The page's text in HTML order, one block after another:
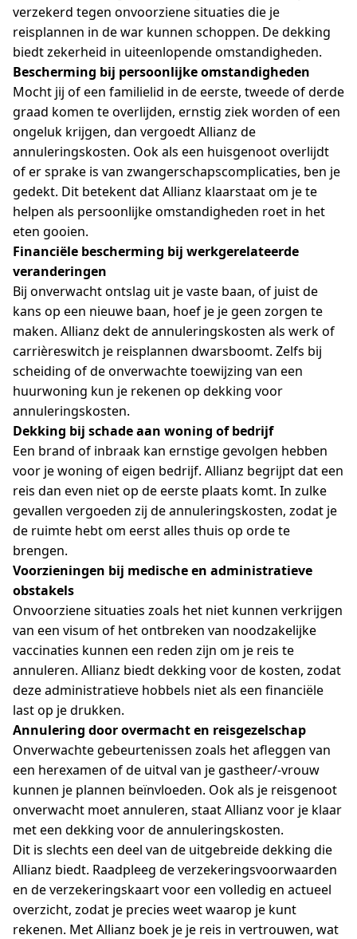
verzekerd tegen onvoorziene situaties die je
reisplannen in de war kunnen schoppen. De dekking
biedt zekerheid in uiteenlopende omstandigheden.
Bescherming bij persoonlijke omstandigheden
Mocht jij of een familielid in de eerste, tweede of derde
graad komen te overlijden, ernstig ziek worden of een
ongeluk krijgen, dan vergoedt Allianz de
annuleringskosten. Ook als een huisgenoot overlijdt
of er sprake is van zwangerschapscomplicaties, ben je
gedekt. Dit betekent dat Allianz klaarstaat om je te
helpen als persoonlijke omstandigheden roet in het
eten gooien.
Financiële bescherming bij werkgerelateerde
veranderingen
Bij onverwacht ontslag uit je vaste baan, of juist de
kans op een nieuwe baan, hoef je je geen zorgen te
maken. Allianz dekt de annuleringskosten als werk of
carrièreswitch je reisplannen dwarsboomt. Zelfs bij
scheiding of de onverwachte toewijzing van een
huurwoning kun je rekenen op dekking voor
annuleringskosten.
Dekking bij schade aan woning of bedrijf
Een brand of inbraak kan ernstige gevolgen hebben
voor je woning of eigen bedrijf. Allianz begrijpt dat een
reis dan even niet op de eerste plaats komt. In zulke
gevallen vergoeden zij de annuleringskosten, zodat je
de ruimte hebt om eerst alles thuis op orde te
brengen.
Voorzieningen bij medische en administratieve
obstakels
Onvoorziene situaties zoals het niet kunnen verkrijgen
van een visum of het ontbreken van noodzakelijke
vaccinaties kunnen een reden zijn om je reis te
annuleren. Allianz biedt dekking voor de kosten, zodat
deze administratieve hobbels niet als een financiële
last op je drukken.
Annulering door overmacht en reisgezelschap
Onverwachte gebeurtenissen zoals het afleggen van
een herexamen of de uitval van je gastheer/-vrouw
kunnen je plannen beïnvloeden. Ook als je reisgenoot
onverwacht moet annuleren, staat Allianz voor je klaar
met een dekking voor de annuleringskosten.
Dit is slechts een deel van de uitgebreide dekking die
Allianz biedt. Raadpleeg de verzekeringsvoorwaarden
en de verzekeringskaart voor een volledig en actueel
overzicht, zodat je precies weet waarop je kunt
rekenen. Met Allianz boek je je reis in vertrouwen, wat